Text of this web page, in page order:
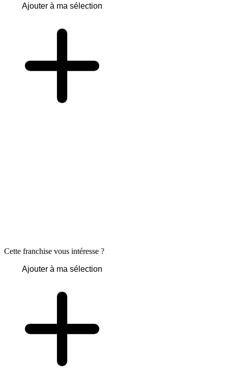
Ajouter à ma sélection
Cette franchise vous intéresse ?
Ajouter à ma sélection